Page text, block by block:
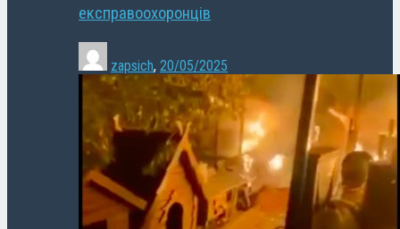
експравоохоронців
zapsich, 20/05/2025